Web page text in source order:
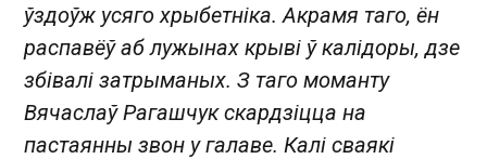
ўздоўж усяго хрыбетніка. Акрамя таго, ён
распавёў аб лужынах крыві ў калідоры, дзе
збівалі затрыманых. З таго моманту
Вячаслаў Рагашчук скардзіцца на
пастаянны звон у галаве. Калі сваякі